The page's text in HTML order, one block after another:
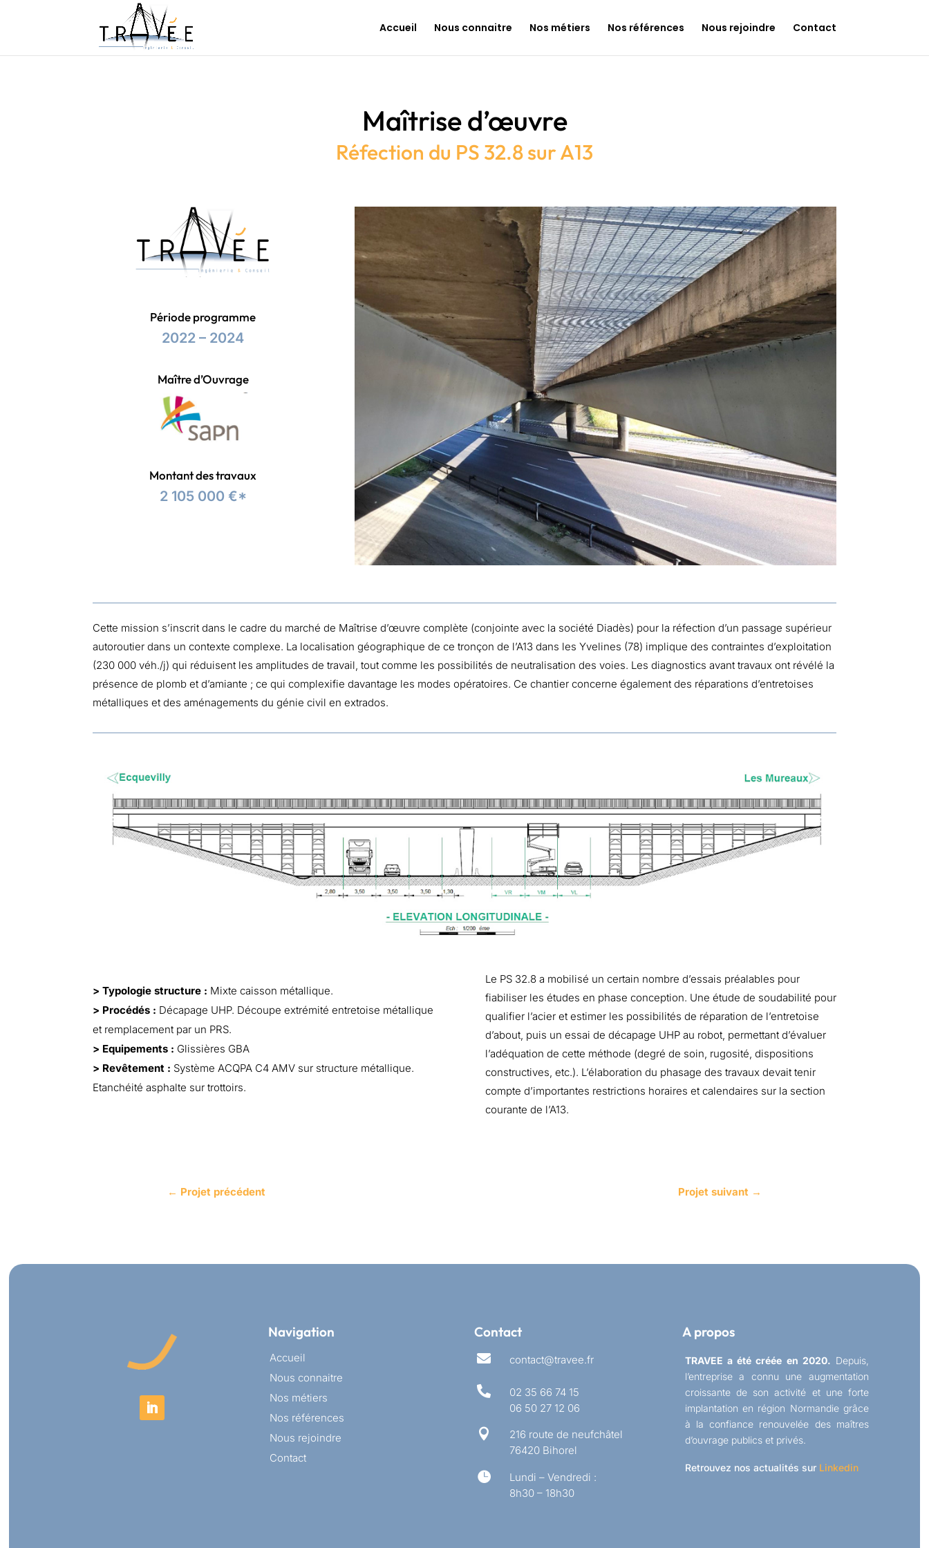
Accueil Nous connaitre Nos métiers Nos références Nous rejoindre Contact
Maîtrise d’œuvre
Réfection du PS 32.8 sur A13
Période programme
2022 – 2024
Maître d’Ouvrage
Montant des travaux
2 105 000 €*
Cette mission s’inscrit dans le cadre du marché de Maîtrise d’œuvre complète (conjointe avec la société Diadès) pour la réfection d’un passage supérieur
autoroutier dans un contexte complexe. La localisation géographique de ce tronçon de l’A13 dans les Yvelines (78) implique des contraintes d’exploitation
(230 000 véh./j) qui réduisent les amplitudes de travail, tout comme les possibilités de neutralisation des voies. Les diagnostics avant travaux ont révélé la
présence de plomb et d’amiante ; ce qui complexifie davantage les modes opératoires. Ce chantier concerne également des réparations d’entretoises
métalliques et des aménagements du génie civil en extrados.
> Typologie structure : Mixte caisson métallique.
> Procédés : Décapage UHP. Découpe extrémité entretoise métallique
et remplacement par un PRS.
> Equipements : Glissières GBA
> Revêtement : Système ACQPA C4 AMV sur structure métallique.
Etanchéité asphalte sur trottoirs.
Le PS 32.8 a mobilisé un certain nombre d’essais préalables pour
fiabiliser les études en phase conception. Une étude de soudabilité pour
qualifier l’acier et estimer les possibilités de réparation de l’entretoise
d’about, puis un essai de décapage UHP au robot, permettant d’évaluer
l’adéquation de cette méthode (degré de soin, rugosité, dispositions
constructives, etc.). L’élaboration du phasage des travaux devait tenir
compte d’importantes restrictions horaires et calendaires sur la section
courante de l’A13.
← Projet précédent Projet suivant →
Navigation
Accueil
Nous connaitre
Nos métiers
Nos références
Nous rejoindre
Contact
Contact
 contact@travee.fr

02 35 66 74 15
06 50 27 12 06

216 route de neufchâtel
76420 Bihorel

Lundi – Vendredi :
8h30 – 18h30
A propos
TRAVEE a été créée en 2020. Depuis,
l’entreprise a connu une augmentation
croissante de son activité et une forte
implantation en région Normandie grâce
à la confiance renouvelée des maîtres
d’ouvrage publics et privés.
Retrouvez nos actualités sur Linkedin